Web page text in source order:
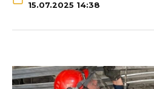
15.07.2025 14:38